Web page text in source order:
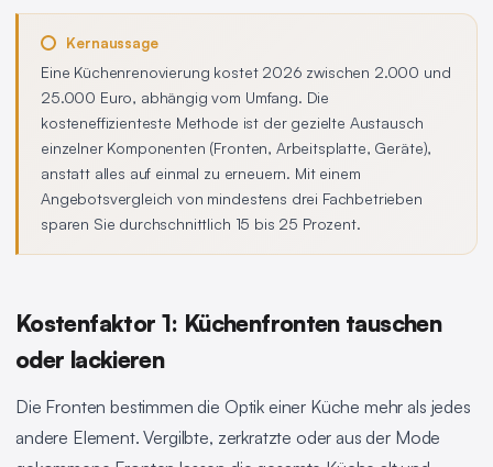
Kernaussage
Eine Küchenrenovierung kostet 2026 zwischen 2.000 und
25.000 Euro, abhängig vom Umfang. Die
kosteneffizienteste Methode ist der gezielte Austausch
einzelner Komponenten (Fronten, Arbeitsplatte, Geräte),
anstatt alles auf einmal zu erneuern. Mit einem
Angebotsvergleich von mindestens drei Fachbetrieben
sparen Sie durchschnittlich 15 bis 25 Prozent.
Kostenfaktor 1: Küchenfronten tauschen
oder lackieren
Die Fronten bestimmen die Optik einer Küche mehr als jedes
andere Element. Vergilbte, zerkratzte oder aus der Mode